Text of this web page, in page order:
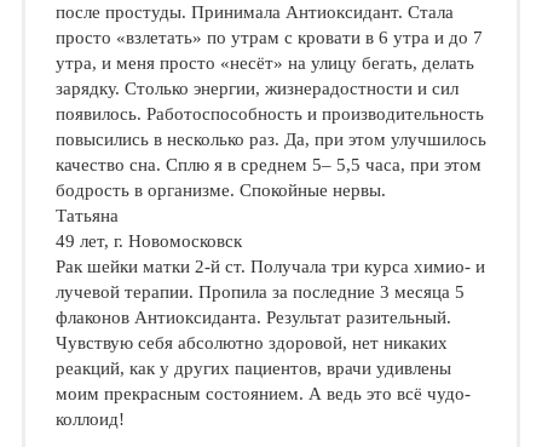
после простуды. Принимала Антиоксидант. Стала
просто «взлетать» по утрам с кровати в 6 утра и до 7
утра, и меня просто «несёт» на улицу бегать, делать
зарядку. Столько энергии, жизнерадостности и сил
появилось. Работоспособность и производительность
повысились в несколько раз. Да, при этом улучшилось
качество сна. Сплю я в среднем 5– 5,5 часа, при этом
бодрость в организме. Спокойные нервы.
Татьяна
49 лет, г. Новомосковск
Рак шейки матки 2-й ст. Получала три курса химио- и
лучевой терапии. Пропила за последние 3 месяца 5
флаконов Антиоксиданта. Результат разительный.
Чувствую себя абсолютно здоровой, нет никаких
реакций, как у других пациентов, врачи удивлены
моим прекрасным состоянием. А ведь это всё чудо-
коллоид!